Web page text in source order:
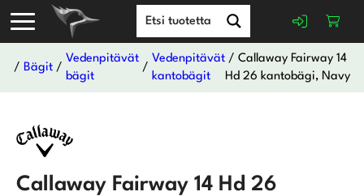
/Bägit /
Vedenpitävät
bägit
/
Vedenpitävät
kantobägit
/ Callaway Fairway 14
Hd 26 kantobägi, Navy
Callaway Fairway 14 Hd 26